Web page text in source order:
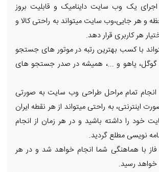
یک وب سایت داینامیک و قابلیت بروز
و هر جایی،وب سایت میتواند به راحتی کالا و
هر کاربری قرار دهد.
با کسب بهترین رتبه در موتور های جستجو
گوگل، یاهو و ...، همیشه در صدر جستجو های
انجام تمام مراحل طراحی وب سایت به صورتی
اینترنتی، به راحتی میتواند از هر نقطه ایران
خود را داشته باشید و در هر زمان از انجام
نویسی مطلع گردید.
با هماهنگی شما انجام خواهد شد و در هر
خواهد رسید.